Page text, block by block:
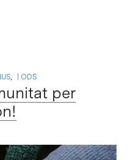
, ODS
per